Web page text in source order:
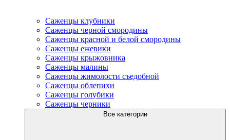
Саженцы клубники
Саженцы черной смородины
Саженцы красной и белой смородины
Саженцы ежевики
Саженцы крыжовника
Саженцы малины
Саженцы жимолости съедобной
Саженцы облепихи
Саженцы голубики
Саженцы черники
Все категории